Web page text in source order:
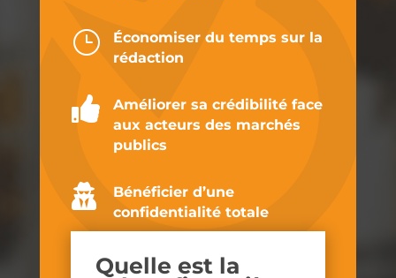
}
Économiser du temps sur la
rédaction

Améliorer sa crédibilité face
aux acteurs des marchés
publics

Bénéficier d’une
confidentialité totale
Quelle est la